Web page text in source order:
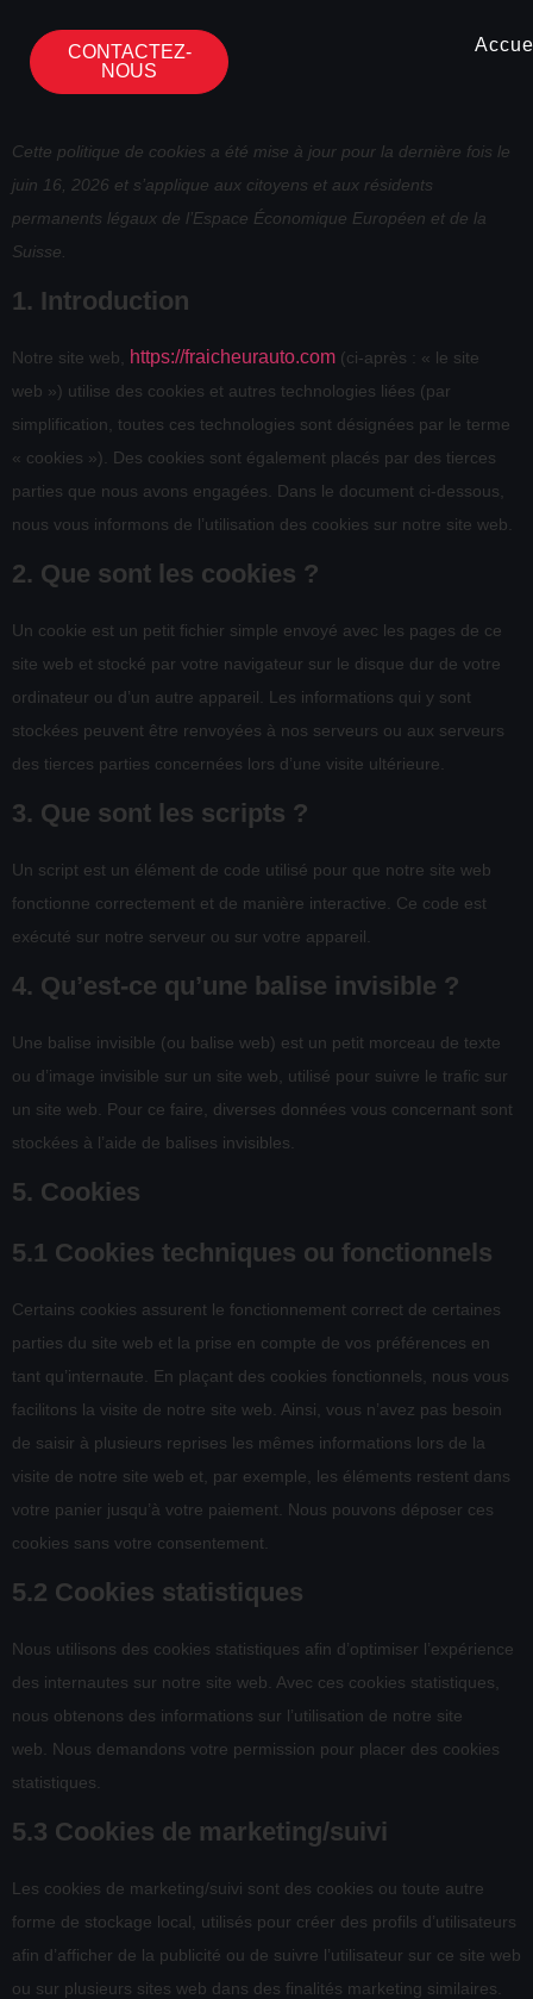
CONTACTEZ-
NOUS
Cette politique de cookies a été mise à jour pour la dernière fois le
juin 16, 2026 et s’applique aux citoyens et aux résidents
permanents légaux de l’Espace Économique Européen et de la
Suisse.
1. Introduction
Notre site web, https://fraicheurauto.com (ci-après : « le site
web ») utilise des cookies et autres technologies liées (par
simplification, toutes ces technologies sont désignées par le terme
« cookies »). Des cookies sont également placés par des tierces
parties que nous avons engagées. Dans le document ci-dessous,
nous vous informons de l’utilisation des cookies sur notre site web.
2. Que sont les cookies ?
Un cookie est un petit fichier simple envoyé avec les pages de ce
site web et stocké par votre navigateur sur le disque dur de votre
ordinateur ou d’un autre appareil. Les informations qui y sont
stockées peuvent être renvoyées à nos serveurs ou aux serveurs
des tierces parties concernées lors d’une visite ultérieure.
3. Que sont les scripts ?
Un script est un élément de code utilisé pour que notre site web
fonctionne correctement et de manière interactive. Ce code est
exécuté sur notre serveur ou sur votre appareil.
4. Qu’est-ce qu’une balise invisible ?
Une balise invisible (ou balise web) est un petit morceau de texte
ou d’image invisible sur un site web, utilisé pour suivre le trafic sur
un site web. Pour ce faire, diverses données vous concernant sont
stockées à l’aide de balises invisibles.
5. Cookies
5.1 Cookies techniques ou fonctionnels
Certains cookies assurent le fonctionnement correct de certaines
parties du site web et la prise en compte de vos préférences en
tant qu’internaute. En plaçant des cookies fonctionnels, nous vous
facilitons la visite de notre site web. Ainsi, vous n’avez pas besoin
de saisir à plusieurs reprises les mêmes informations lors de la
visite de notre site web et, par exemple, les éléments restent dans
votre panier jusqu’à votre paiement. Nous pouvons déposer ces
cookies sans votre consentement.
5.2 Cookies statistiques
Nous utilisons des cookies statistiques afin d’optimiser l’expérience
des internautes sur notre site web. Avec ces cookies statistiques,
nous obtenons des informations sur l’utilisation de notre site
web. Nous demandons votre permission pour placer des cookies
statistiques.
5.3 Cookies de marketing/suivi
Les cookies de marketing/suivi sont des cookies ou toute autre
forme de stockage local, utilisés pour créer des profils d’utilisateurs
afin d’afficher de la publicité ou de suivre l’utilisateur sur ce site web
ou sur plusieurs sites web dans des finalités marketing similaires.